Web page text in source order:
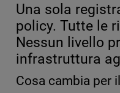
Una sola
policy. Tutte le
Nessun livello
infrastruttura
Cosa cambia per